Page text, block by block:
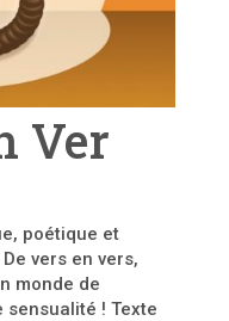
Ver
poétique et
vers en vers,
monde de
sensualité ! Texte